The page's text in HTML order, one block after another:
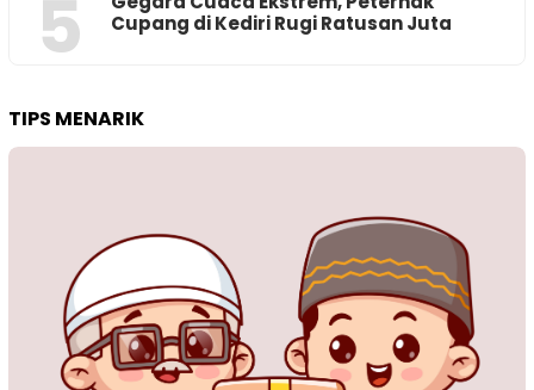
5
Cupang di Kediri Rugi Ratusan Juta
TIPS MENARIK